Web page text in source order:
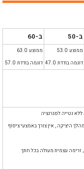
ב-50 ב-60
ממוצע 53.0
דוגמה בודדת 47.0
ממוצע 63.0
דוגמה בודדת 57.0
ללא נטייה לסגרגציה
היציקה , אין צורך באמצעי ציפוף
זרימה עצמית מעולה בכל חתך